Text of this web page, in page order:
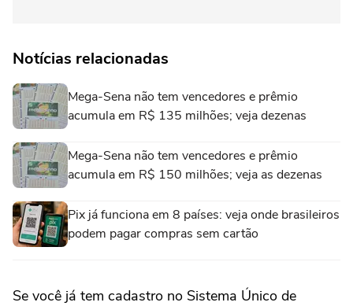
Notícias relacionadas
Mega-Sena não tem vencedores e prêmio
acumula em R$ 135 milhões; veja dezenas
Mega-Sena não tem vencedores e prêmio
acumula em R$ 150 milhões; veja as dezenas
Pix já funciona em 8 países: veja onde brasileiros
podem pagar compras sem cartão
Se você já tem cadastro no Sistema Único de